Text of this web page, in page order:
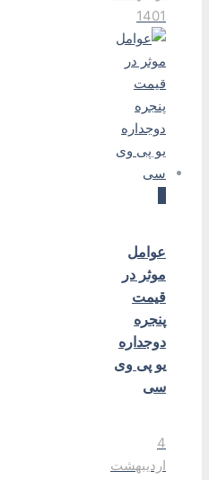
1401
عوامل
موثر در
قیمت
پنجره
دوجداره
یو پی وی
سی
4
اردیبهشت